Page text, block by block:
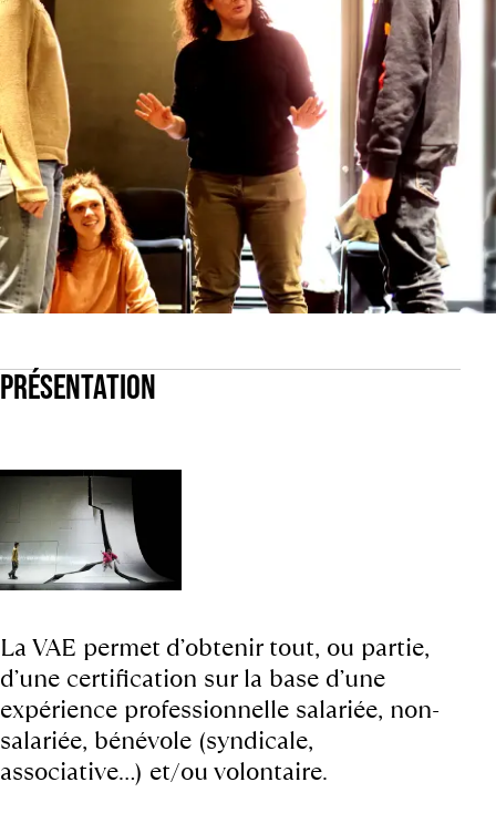
PRÉSENTATION
La VAE permet d’obtenir tout, ou partie,
d’une certification sur la base d’une
expérience professionnelle salariée, non-
salariée, bénévole (syndicale,
associative…) et/ou volontaire.